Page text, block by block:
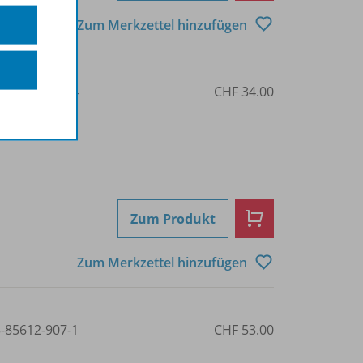
Zum Merkzettel hinzufügen
85612-906-4 CHF 34.00
Zum Produkt
Zum Merkzettel hinzufügen
85612-907-1 CHF 53.00